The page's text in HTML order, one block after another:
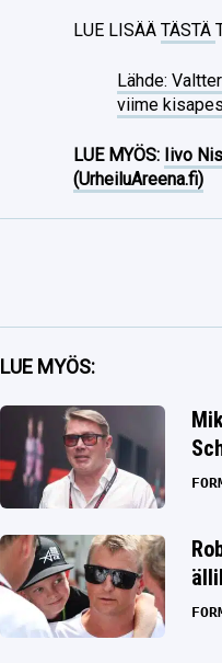
LUE LISÄÄTÄSTÄ
Lähde:
viime
LUE MYÖS: Iivo
(UrheiluAreena.fi)
Facebook
Twitter
Whatsapp
LUE MYÖS: